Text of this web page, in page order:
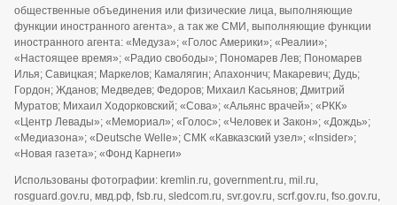
общественные объединения или физические лица, выполняющие
функции иностранного агента», а так же СМИ, выполняющие функции
иностранного агента: «Медуза»; «Голос Америки»; «Реалии»;
«Настоящее время»; «Радио свободы»; Пономарев Лев; Пономарев
Илья; Савицкая; Маркелов; Камалягин; Апахончич; Макаревич; Дудь;
Гордон; Жданов; Медведев; Федоров; Михаил Касьянов; Дмитрий
Муратов; Михаил Ходорковский; «Сова»; «Альянс врачей»; «РКК»
«Центр Левады»; «Мемориал»; «Голос»; «Человек и Закон»; «Дождь»;
«Медиазона»; «Deutsche Welle»; СМК «Кавказский узел»; «Insider»;
«Новая газета»; «Фонд Карнеги»
Использованы фотографии: kremlin.ru, government.ru, mil.ru,
rosguard.gov.ru, мвд.рф, fsb.ru, sledcom.ru, svr.gov.ru, scrf.gov.ru, fso.gov.ru,